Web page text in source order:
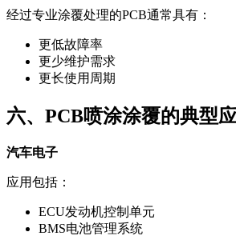
经过专业涂覆处理的PCB通常具有：
更低故障率
更少维护需求
更长使用周期
六、PCB喷涂涂覆的典型
汽车电子
应用包括：
ECU发动机控制单元
BMS电池管理系统